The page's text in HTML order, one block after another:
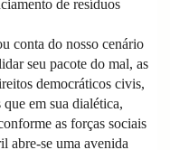
de resíduos
conta do nosso cenário
seu pacote do mal, as
democráticos civis,
em sua dialética,
as forças sociais
abre-se uma avenida